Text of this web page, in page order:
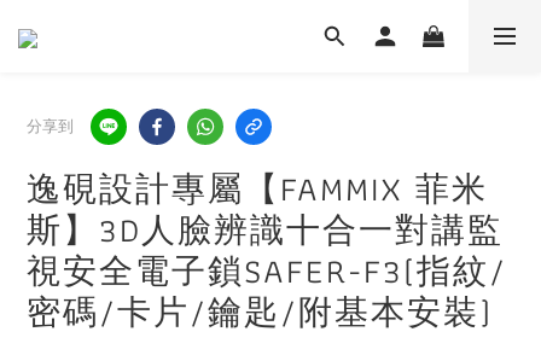
分享到
逸硯設計專屬【FAMMIX 菲米
斯】3D人臉辨識十合一對講監
視安全電子鎖SAFER-F3(指紋/
密碼/卡片/鑰匙/附基本安裝)